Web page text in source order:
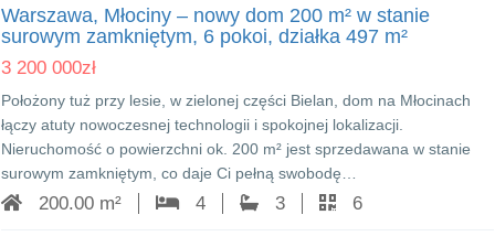
Warszawa, Młociny – nowy dom 200 m² w stanie
surowym zamkniętym, 6 pokoi, działka 497 m²
3 200 000zł
Położony tuż przy lesie, w zielonej części Bielan, dom na Młocinach
łączy atuty nowoczesnej technologii i spokojnej lokalizacji.
Nieruchomość o powierzchni ok. 200 m² jest sprzedawana w stanie
surowym zamkniętym, co daje Ci pełną swobodę…
200.00 m² 4 3 6